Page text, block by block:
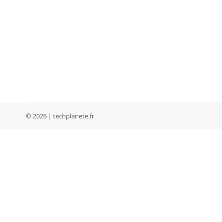
© 2026 | techplanete.fr